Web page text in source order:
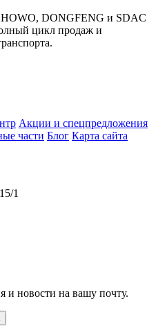
DONGFENG и SDAC
цикл продаж и
Акции и спецпредложения
части Блог Карта сайта
1
и новости на вашу почту.